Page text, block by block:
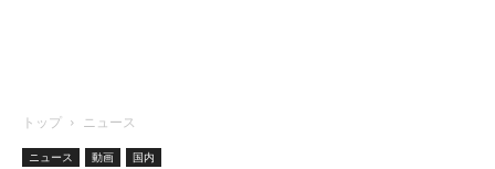
トップ ニュース
ニュース 動画 国内